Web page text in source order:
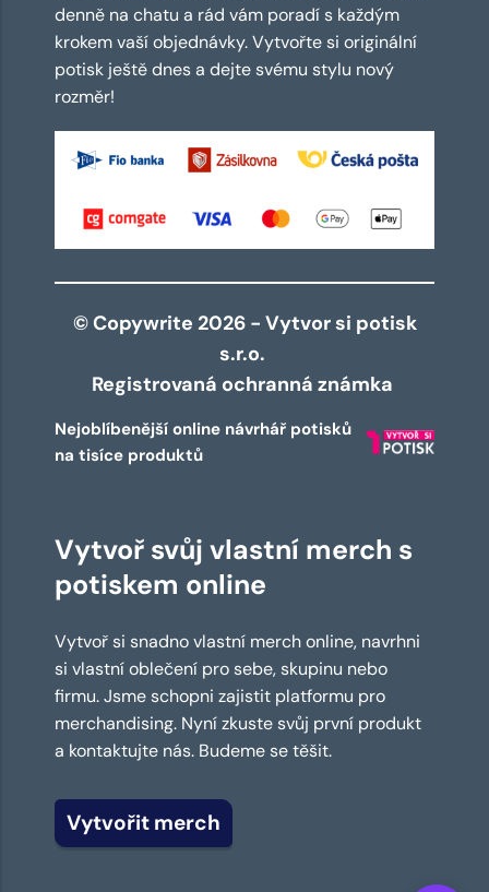
denně na chatu a rád vám poradí s každým
krokem vaší objednávky. Vytvořte si originální
potisk ještě dnes a dejte svému stylu nový
rozměr!
© Copywrite 2026 - Vytvor si potisk
s.r.o.
Registrovaná ochranná známka
Nejoblíbenější online návrhář potisků
na tisíce produktů
Vytvoř svůj vlastní merch s
potiskem online
Vytvoř si snadno vlastní merch online, navrhni
si vlastní oblečení pro sebe, skupinu nebo
firmu. Jsme schopni zajistit platformu pro
merchandising. Nyní zkuste svůj první produkt
a kontaktujte nás. Budeme se těšit.
Vytvořit merch